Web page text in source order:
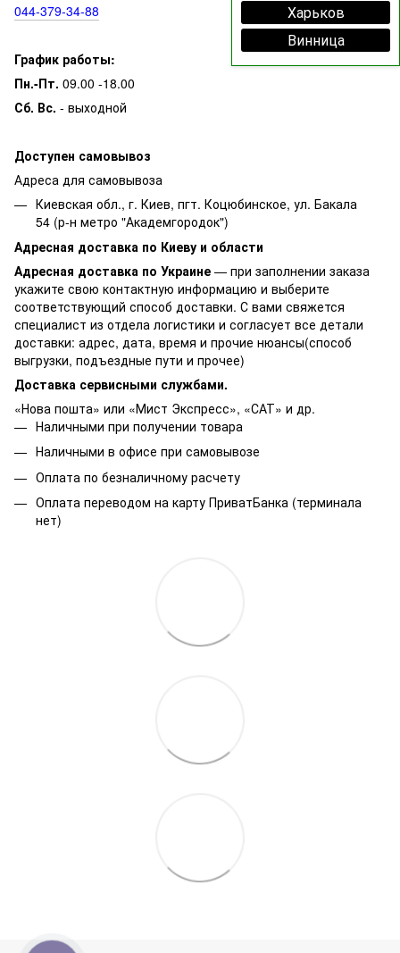
Харьков
Винница
044‑379‑34‑88
График работы:
Пн.-Пт. 09.00 -18.00
Сб. Вс. - выходной
Доступен самовывоз
Адреса для самовывоза
Киевская обл., г. Киев, пгт. Коцюбинское, ул. Бакала
54 (р-н метро "Академгородок")
Адресная доставка по Киеву и области
Адресная доставка по Украине — при заполнении заказа
укажите свою контактную информацию и выберите
соответствующий способ доставки. С вами свяжется
специалист из отдела логистики и согласует все детали
доставки: адрес, дата, время и прочие нюансы(способ
выгрузки, подъездные пути и прочее)
Доставка сервисными службами.
«Нова пошта» или «Мист Экспресс», «САТ» и др.
Наличными при получении товара
Наличными в офисе при самовывозе
Оплата по безналичному расчету
Оплата переводом на карту ПриватБанка (терминала
нет)